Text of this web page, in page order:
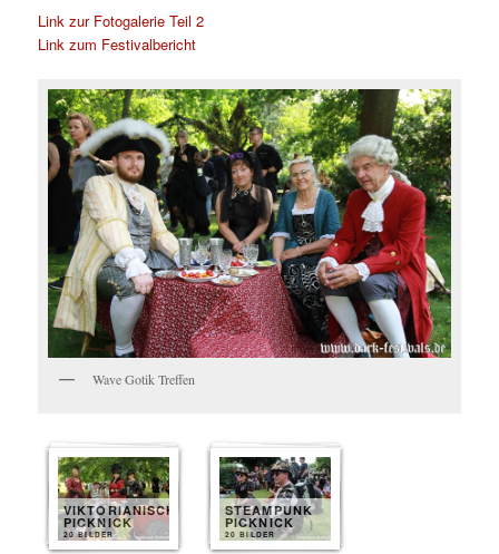
Link zur Fotogalerie Teil 2
Link zum Festivalbericht
Wave Gotik Treffen
VIKTORIANISCHES
PICKNICK
20 BILDER
STEAMPUNK
PICKNICK
20 BILDER